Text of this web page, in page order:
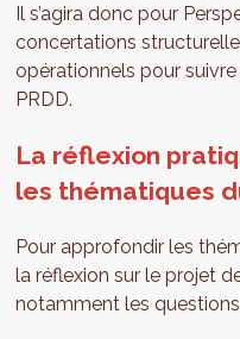
Il s’agira donc pour
concertations
opérationnels pour
PRDD.
La réflexion
les thématiques
Pour approfondir les
la réflexion sur le projet
notamment les